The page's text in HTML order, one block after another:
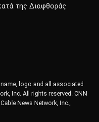
της Διαφθοράς
logo and all associated
Inc. All rights reserved. CNN
News Network, Inc.,